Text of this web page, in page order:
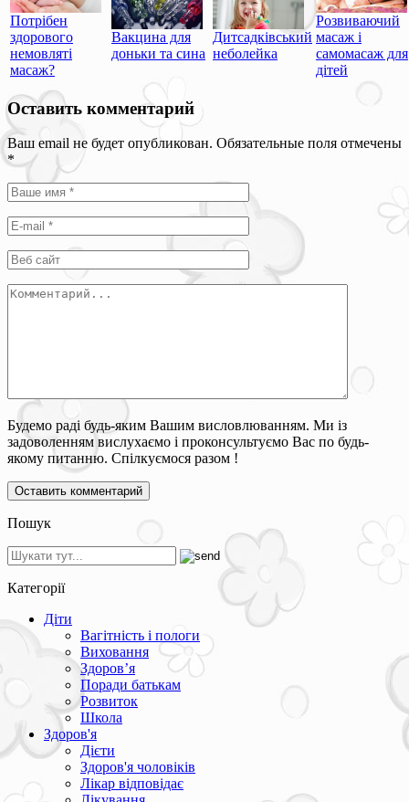
Потрібен
здорового
немовляті
масаж?
Вакцина для
доньки та сина
Дитсадківський
неболейка
Розвиваючий
масаж і
самомасаж для
дітей
Оставить комментарий
Ваш email не будет опубликован. Обязательные поля отмечены
*
Будемо раді будь-яким Вашим висловлюванням. Ми із
задоволенням вислухаємо і проконсультуємо Вас по будь-
якому питанню. Спілкуємося разом !
Пошук
Категорії
Діти
Вагітність і пологи
Виховання
Здоров’я
Поради батькам
Розвиток
Школа
Здоров'я
Дієти
Здоров'я чоловіків
Лікар відповідає